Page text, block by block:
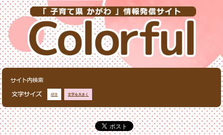
標準 文字を大きく